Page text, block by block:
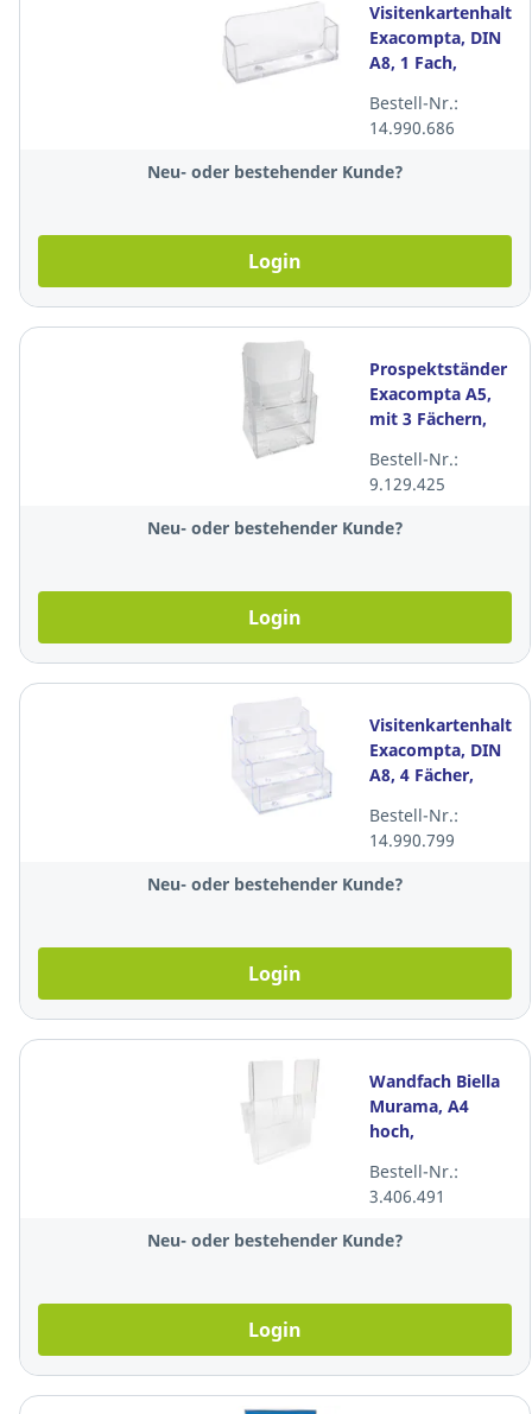
Visitenkartenhalter
Exacompta, DIN
A8, 1 Fach,
Bestell-Nr.:
14.990.686
Neu- oder bestehender Kunde?
Login
Prospektständer
Exacompta A5,
mit 3 Fächern,
Bestell-Nr.:
9.129.425
Neu- oder bestehender Kunde?
Login
Visitenkartenhalter
Exacompta, DIN
A8, 4 Fächer,
Bestell-Nr.:
14.990.799
Neu- oder bestehender Kunde?
Login
Wandfach Biella
Murama, A4
hoch,
Bestell-Nr.:
3.406.491
Neu- oder bestehender Kunde?
Login